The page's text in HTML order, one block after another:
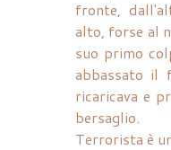
fronte,
alto, forse al
suo primo
abbassato
ricaricava e
bersaglio.
Terrorista è